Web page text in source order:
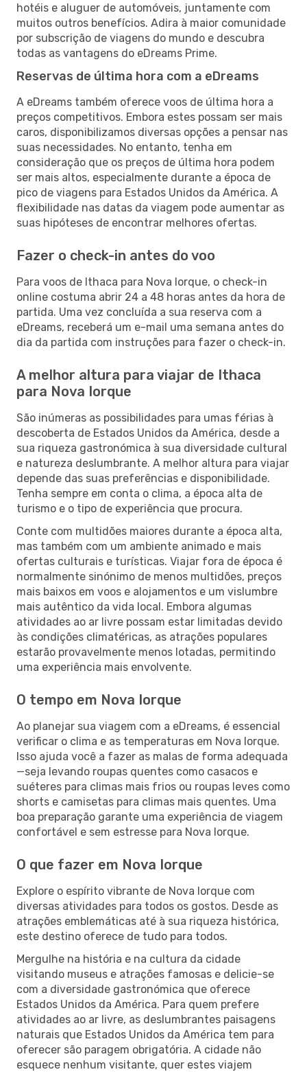
hotéis e aluguer de automóveis, juntamente com
muitos outros benefícios. Adira à maior comunidade
por subscrição de viagens do mundo e descubra
todas as vantagens do eDreams Prime.
Reservas de última hora com a eDreams
A eDreams também oferece voos de última hora a
preços competitivos. Embora estes possam ser mais
caros, disponibilizamos diversas opções a pensar nas
suas necessidades. No entanto, tenha em
consideração que os preços de última hora podem
ser mais altos, especialmente durante a época de
pico de viagens para Estados Unidos da América. A
flexibilidade nas datas da viagem pode aumentar as
suas hipóteses de encontrar melhores ofertas.
Fazer o check-in antes do voo
Para voos de Ithaca para Nova Iorque, o check-in
online costuma abrir 24 a 48 horas antes da hora de
partida. Uma vez concluída a sua reserva com a
eDreams, receberá um e-mail uma semana antes do
dia da partida com instruções para fazer o check-in.
A melhor altura para viajar de Ithaca
para Nova Iorque
São inúmeras as possibilidades para umas férias à
descoberta de Estados Unidos da América, desde a
sua riqueza gastronómica à sua diversidade cultural
e natureza deslumbrante. A melhor altura para viajar
depende das suas preferências e disponibilidade.
Tenha sempre em conta o clima, a época alta de
turismo e o tipo de experiência que procura.
Conte com multidões maiores durante a época alta,
mas também com um ambiente animado e mais
ofertas culturais e turísticas. Viajar fora de época é
normalmente sinónimo de menos multidões, preços
mais baixos em voos e alojamentos e um vislumbre
mais autêntico da vida local. Embora algumas
atividades ao ar livre possam estar limitadas devido
às condições climatéricas, as atrações populares
estarão provavelmente menos lotadas, permitindo
uma experiência mais envolvente.
O tempo em Nova Iorque
Ao planejar sua viagem com a eDreams, é essencial
verificar o clima e as temperaturas em Nova Iorque.
Isso ajuda você a fazer as malas de forma adequada
—seja levando roupas quentes como casacos e
suéteres para climas mais frios ou roupas leves como
shorts e camisetas para climas mais quentes. Uma
boa preparação garante uma experiência de viagem
confortável e sem estresse para Nova Iorque.
O que fazer em Nova Iorque
Explore o espírito vibrante de Nova Iorque com
diversas atividades para todos os gostos. Desde as
atrações emblemáticas até à sua riqueza histórica,
este destino oferece de tudo para todos.
Mergulhe na história e na cultura da cidade
visitando museus e atrações famosas e delicie-se
com a diversidade gastronómica que oferece
Estados Unidos da América. Para quem prefere
atividades ao ar livre, as deslumbrantes paisagens
naturais que Estados Unidos da América tem para
oferecer são paragem obrigatória. A cidade não
esquece nenhum visitante, quer estes viajem